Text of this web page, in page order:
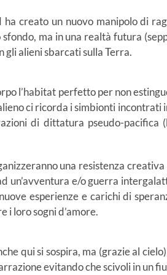
ha creato un nuovo manipolo di
ma in una realtà futura
gli alieni sbarcati sulla Terra.
l’habitat perfetto per non
ci ricorda i simbionti incontrati
di dittatura pseudo-pacifica
una resistenza
un’avventura e/o guerra
esperienze e carichi di
i loro sogni d’amore.
qui si sospira, ma (grazie al
evitando che scivoli in un